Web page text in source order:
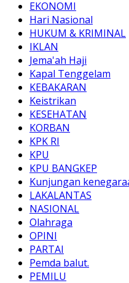
EKONOMI
Hari Nasional
HUKUM & KRIMINAL
IKLAN
Jema'ah Haji
Kapal Tenggelam
KEBAKARAN
Keistrikan
KESEHATAN
KORBAN
KPK RI
KPU
KPU BANGKEP
Kunjungan
LAKALANTAS
NASIONAL
Olahraga
OPINI
PARTAI
Pemda balut.
PEMILU